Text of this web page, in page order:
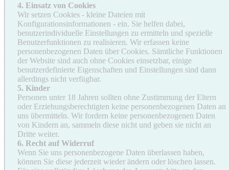
4. Einsatz von Cookies
Wir setzen Cookies - kleine Dateien mit
Konfigurationsinformationen - ein. Sie helfen dabei,
benutzerindividuelle Einstellungen zu ermitteln und spezielle
Benutzerfunktionen zu realisieren. Wir erfassen keine
personenbezogenen Daten über Cookies. Sämtliche Funktionen
der Website sind auch ohne Cookies einsetzbar, einige
benutzerdefinierte Eigenschaften und Einstellungen sind dann
allerdings nicht verfügbar.
5. Kinder
Personen unter 18 Jahren sollten ohne Zustimmung der Eltern
oder Erziehungsberechtigten keine personenbezogenen Daten an
uns übermitteln. Wir fordern keine personenbezogenen Daten
von Kindern an, sammeln diese nicht und geben sie nicht an
Dritte weiter.
6. Recht auf Widerruf
Wenn Sie uns personenbezogene Daten überlassen haben,
können Sie diese jederzeit wieder ändern oder löschen lassen.